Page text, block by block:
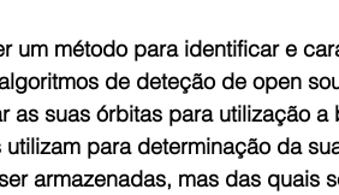
um método para identificar e
de deteção de open
as suas órbitas para utilização
para determinação da
armazenadas, mas das quais